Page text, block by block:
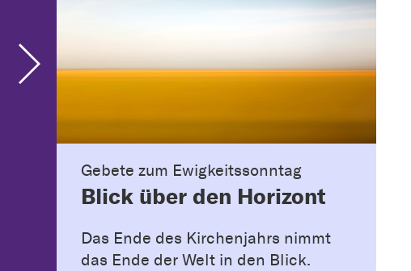
Gebete zum Ewigkeitssonntag
Blick über den Horizont
Das Ende des Kirchenjahrs nimmt
das Ende der Welt in den Blick.